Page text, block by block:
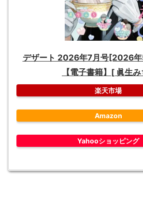
デザート 2026年7月号[2026
【電子書籍】[ 眞生
楽天市場
Amazon
Yahooショッピング